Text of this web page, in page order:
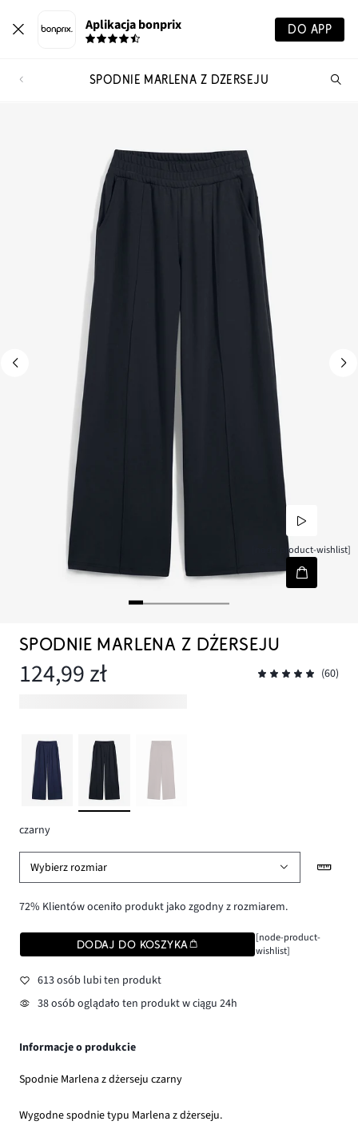
Aplikacja bonprix DO APP
SPODNIE MARLENA Z DŻERSEJU
[node-product-wishlist]
SPODNIE MARLENA Z DŻERSEJU
124,99 zł (60)
czarny
Wybierz rozmiar
72% Klientów oceniło produkt jako zgodny z rozmiarem.
DODAJ DO KOSZYKA
[node-product-
wishlist]
613 osób lubi ten produkt
38 osób oglądało ten produkt w ciągu 24h
Informacje o produkcie
Spodnie Marlena z dżerseju czarny
Wygodne spodnie typu Marlena z dżerseju.